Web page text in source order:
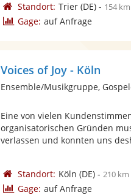
Standort: Trier(DE)- 154
Gage: auf Anfrage
Voices of Joy - Köln
Ensemble/Musikgruppe,
Eine von vielen
organisatorischen Gründen
verlassen und konnten uns
Standort: Köln (DE)- 210
Gage: auf Anfrage